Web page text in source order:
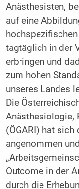
Anästhesisten,
auf eine
tagtäglich in der
erbringen und
zum hohen
unseres Landes
Die
Anästhesiologie,
(ÖGARI) hat sich
angenommen
Outcome in der
durch die